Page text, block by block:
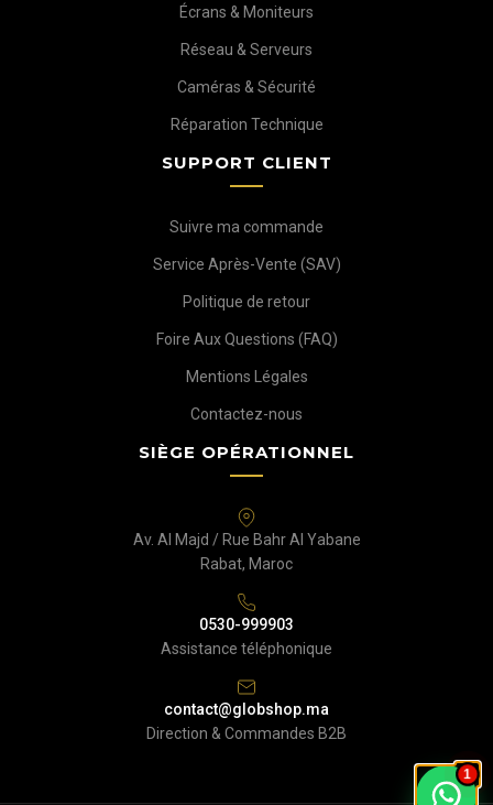
Écrans & Moniteurs
Réseau & Serveurs
Caméras & Sécurité
Réparation Technique
SUPPORT CLIENT
Suivre ma commande
Service Après-Vente (SAV)
Politique de retour
Foire Aux Questions (FAQ)
Mentions Légales
Contactez-nous
SIÈGE OPÉRATIONNEL
Av. Al Majd / Rue Bahr Al Yabane
Rabat, Maroc
0530-999903
Assistance téléphonique
contact@globshop.ma
Direction & Commandes B2B
1